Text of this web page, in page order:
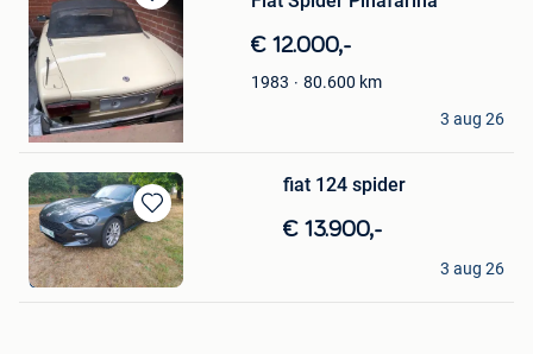
Bewaren
in
Favorieten
€ 12.000,-
1983 80.600 km
Pol
Hekelgem
3 aug 26
Bewaren
in
Mijn
Favorieten
fiat 124 spider
€ 13.900,-
Garage Rousselet
Cerfontaine
3 aug 26